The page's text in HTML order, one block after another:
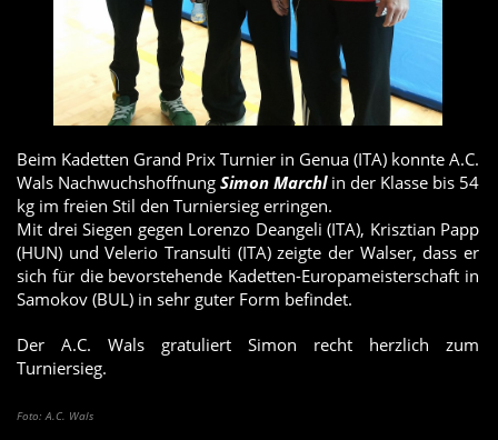
Beim Kadetten Grand Prix Turnier in Genua (ITA) konnte A.C.
Wals Nachwuchshoffnung Simon Marchl in der Klasse bis 54
kg im freien Stil den Turniersieg erringen.
Mit drei Siegen gegen Lorenzo Deangeli (ITA), Krisztian Papp
(HUN) und Velerio Transulti (ITA) zeigte der Walser, dass er
sich für die bevorstehende Kadetten-Europameisterschaft in
Samokov (BUL) in sehr guter Form befindet.
Der A.C. Wals gratuliert Simon recht herzlich zum
Turniersieg.
Foto: A.C. Wals